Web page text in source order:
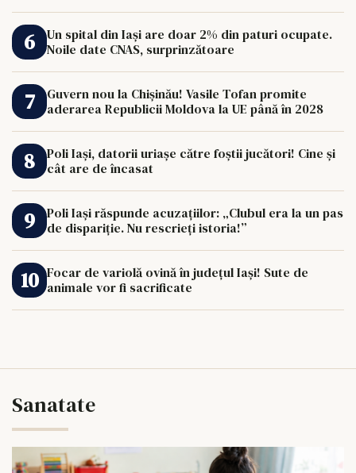
Un spital din Iași are doar 2% din paturi ocupate.
Noile date CNAS, surprinzătoare
Guvern nou la Chișinău! Vasile Tofan promite
aderarea Republicii Moldova la UE până în 2028
Poli Iași, datorii uriașe către foștii jucători! Cine și
cât are de încasat
Poli Iași răspunde acuzațiilor: „Clubul era la un pas
de dispariție. Nu rescrieți istoria!”
Focar de variolă ovină în județul Iași! Sute de
animale vor fi sacrificate
Sanatate